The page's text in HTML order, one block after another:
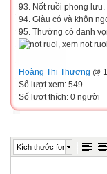
93. Nốt ruồi phong
94. Giàu có và khôn
95. Thường có danh
Hoàng Thị Thương @
Số lượt xem: 549
Số lượt thích: 0 người
Kích thước font